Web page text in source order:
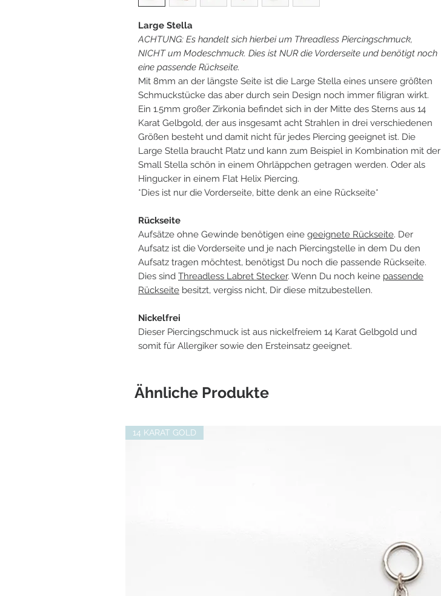
Large Stella
ACHTUNG: Es handelt sich hierbei um Threadless Piercingschmuck,
NICHT um Modeschmuck. Dies ist NUR die Vorderseite und benötigt noch
eine passende Rückseite.
Mit 8mm an der längste Seite ist die Large Stella eines unsere größten
Schmuckstücke das aber durch sein Design noch immer filigran wirkt.
Ein 1.5mm großer Zirkonia befindet sich in der Mitte des Sterns aus 14
Karat Gelbgold, der aus insgesamt acht Strahlen in drei verschiedenen
Größen besteht und damit nicht für jedes Piercing geeignet ist. Die
Large Stella braucht Platz und kann zum Beispiel in Kombination mit der
Small Stella schön in einem Ohrläppchen getragen werden. Oder als
Hingucker in einem Flat Helix Piercing.
*Dies ist nur die Vorderseite, bitte denk an eine Rückseite*
Rückseite
Aufsätze ohne Gewinde benötigen eine geeignete Rückseite. Der
Aufsatz ist die Vorderseite und je nach Piercingstelle in dem Du den
Aufsatz tragen möchtest, benötigst Du noch die passende Rückseite.
Dies sind Threadless Labret Stecker. Wenn Du noch keine passende
Rückseite besitzt, vergiss nicht, Dir diese mitzubestellen.
Nickelfrei
Dieser Piercingschmuck ist aus nickelfreiem 14 Karat Gelbgold und
somit für Allergiker sowie den Ersteinsatz geeignet.
Ähnliche Produkte
14 KARAT GOLD